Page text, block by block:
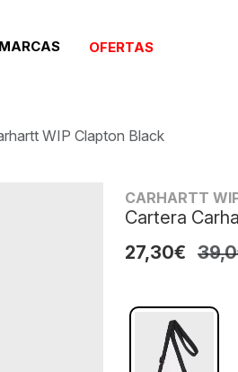
MARCAS OFERTAS
WIP Clapton Black
CARHARTT
Cartera
27,30€